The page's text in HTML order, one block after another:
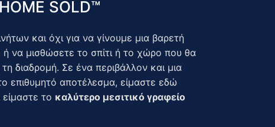
SOLD™
και όχι για να γίνουμε μια βαρετή
να μισθώσετε το σπίτι ή το χώρο που θα
διαδρομή. Σε ένα περιβάλλον και μια
επιθυμητό αποτέλεσμα, είμαστε εδώ
το καλύτερο μεσιτικό γραφείο